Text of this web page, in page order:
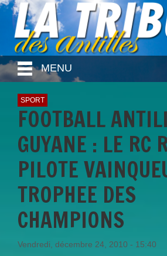
MENU
SPORT
FOOTBALL
GUYANE : LE RC
PILOTE
TROPHEE DES
CHAMPIONS
Vendredi, décembre 24, 2010 - 15:40